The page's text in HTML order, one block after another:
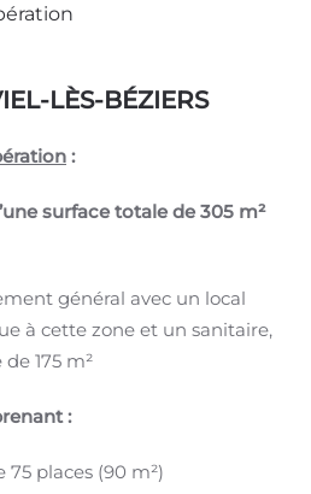
LÈS-BÉZIERS
:
surface totale de 305 m²
général avec un local
à cette zone et un sanitaire,
175 m²
:
places (90 m²)